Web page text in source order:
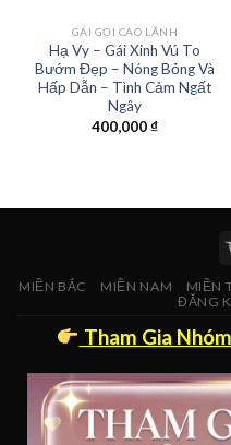
GÁI GỌI CAO LÃNH
Hạ Vy – Gái Xinh Vú To
Bướm Đẹp – Nóng Bỏng Và
Hấp Dẫn – Tình Cảm Ngất
Ngây
400,000₫
MIỀN BẮC MIỀN NAM MIỀN
ĐĂNG
Tham Gia